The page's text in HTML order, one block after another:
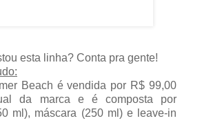
esta linha? Conta pra gente!
Beach é vendida por R$ 99,00
da marca e é composta por
ml), máscara (250 ml) e leave-in